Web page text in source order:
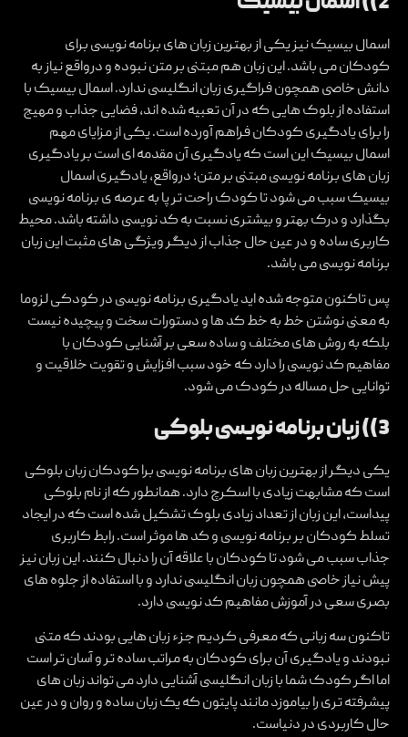
اسمال بیسیک نیز یکی از بهترین زبان های برنامه نویسی برای
کودکان می باشد. این زبان هم مبتنی بر متن نبوده و درواقع نیاز به
دانش خاصی همچون فراگیری زبان انگلیسی ندارد. اسمال بیسیک با
استفاده از بلوک هایی که در آن تعبیه شده اند، فضایی جذاب و مهیج
را برای یادگیری کودکان فراهم آورده است. یکی از مزایای مهم
اسمال بیسیک این است که یادگیری آن مقدمه ای است بر یادگیری
زبان های برنامه نویسی مبتنی بر متن؛ درواقع، یادگیری اسمال
بیسیک سبب می شود تا کودک راحت تر پا به عرصه ی برنامه نویسی
بگذارد و درک بهتر و بیشتری نسبت به کد نویسی داشته باشد. محیط
کاربری ساده و در عین حال جذاب از دیگر ویژگی های مثبت این زبان
برنامه نویسی می باشد.
پس تاکنون متوجه شده اید یادگیری برنامه نویسی در کودکی لزوما
به معنی نوشتن خط به خط کد ها و دستورات سخت و پیچیده نیست
بلکه به روش های مختلف و ساده سعی بر آشنایی کودکان با
مفاهیم کد نویسی را دارد که خود سبب افزایش و تقویت خلاقیت و
توانایی حل مساله در کودک می شود.
3)) زبان برنامه نویسی بلوکی
یکی دیگر از بهترین زبان های برنامه نویسی برا کودکان زبان بلوکی
است که مشابهت زیادی با اسکرچ دارد. همانطور که از نام بلوکی
پیداست، این زبان از تعداد زیادی بلوک تشکیل شده است که در ایجاد
تسلط کودکان بر برنامه نویسی و کد ها موثر است. رابط کاربری
جذاب سبب می شود تا کودکان با علاقه آن را دنبال کنند. این زبان نیز
پیش نیاز خاصی همچون زبان انگلیسی ندارد و با استفاده از جلوه های
بصری سعی در آموزش مفاهیم کد نویسی دارد.
تاکنون سه زبانی که معرفی کردیم جزء زبان هایی بودند که متنی
نبودند و یادگیری آن برای کودکان به مراتب ساده تر و آسان تر است
اما اگر کودک شما با زبان انگلیسی آشنایی دارد می تواند زبان های
پیشرفته تری را بیاموزد مانند پایتون که یک زبان ساده و روان و در عین
حال کاربردی در دنیاست.